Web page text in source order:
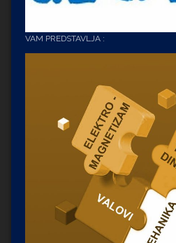
VAM PREDSTAVLJA :